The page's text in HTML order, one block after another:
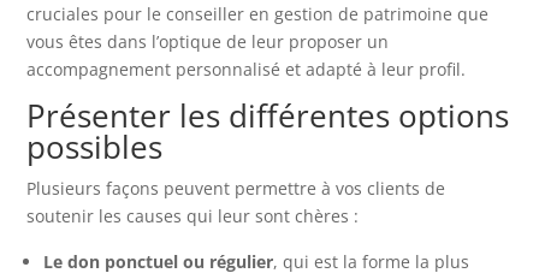
cruciales pour le conseiller en gestion de patrimoine que
vous êtes dans l’optique de leur proposer un
accompagnement personnalisé et adapté à leur profil.
Présenter les différentes options
possibles
Plusieurs façons peuvent permettre à vos clients de
soutenir les causes qui leur sont chères :
Le don ponctuel ou régulier, qui est la forme la plus